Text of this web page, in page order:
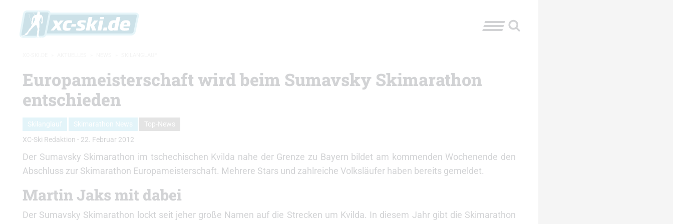
Europameisterschaft wird beim Sumavsky Skimarathon
entschieden
Skilanglauf Skimarathon News
Top-News
XC-Ski Redaktion - 22. Februar 2012
Der Sumavsky Skimarathon im tschechischen Kvilda nahe der Grenze zu Bayern bildet am kommenden Wochenende den
Abschluss zur Skimarathon Europameisterschaft. Mehrere Stars und zahlreiche Volksläufer haben bereits gemeldet.
Martin Jaks mit dabei
Der Sumavsky Skimarathon lockt seit jeher große Namen auf die Strecken um Kvilda. In diesem Jahr gibt die Skimarathon